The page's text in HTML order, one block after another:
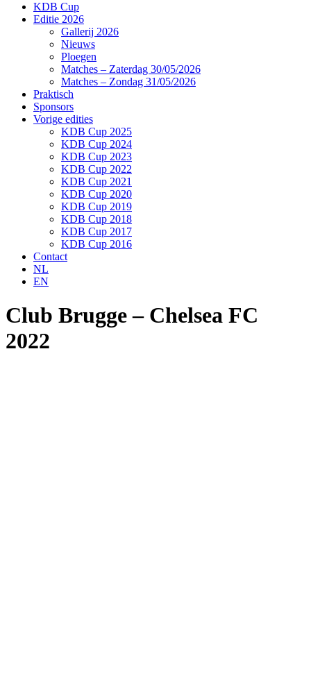
KDB Cup
Editie 2026
Gallerij 2026
Nieuws
Ploegen
Matches – Zaterdag 30/05/2026
Matches – Zondag 31/05/2026
Praktisch
Sponsors
Vorige edities
KDB Cup 2025
KDB Cup 2024
KDB Cup 2023
KDB Cup 2022
KDB Cup 2021
KDB Cup 2020
KDB Cup 2019
KDB Cup 2018
KDB Cup 2017
KDB Cup 2016
Contact
NL
EN
Club Brugge – Chelsea FC
2022